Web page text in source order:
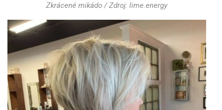
Zkrácené mikádo / Zdroj: lime.energy